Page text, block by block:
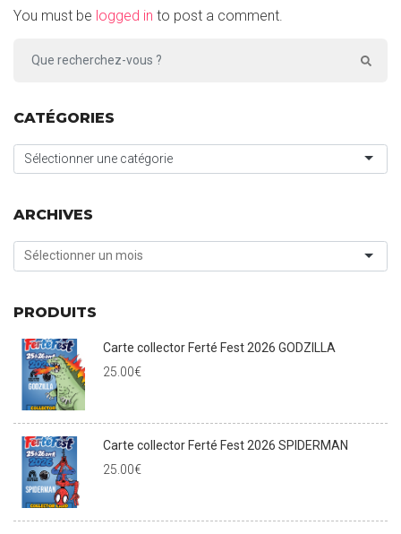
You must be logged in to post a comment.
CATÉGORIES
Sélectionner une catégorie
ARCHIVES
PRODUITS
Carte collector Ferté Fest 2026 GODZILLA
25.00€
Carte collector Ferté Fest 2026 SPIDERMAN
25.00€